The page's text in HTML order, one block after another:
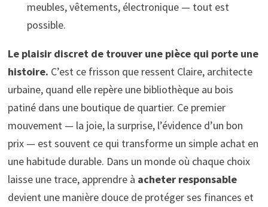
meubles, vêtements, électronique — tout est
possible.
Le plaisir discret de trouver une pièce qui porte une
histoire. C’est ce frisson que ressent Claire, architecte
urbaine, quand elle repère une bibliothèque au bois
patiné dans une boutique de quartier. Ce premier
mouvement — la joie, la surprise, l’évidence d’un bon
prix — est souvent ce qui transforme un simple achat en
une habitude durable. Dans un monde où chaque choix
laisse une trace, apprendre à acheter responsable
devient une manière douce de protéger ses finances et